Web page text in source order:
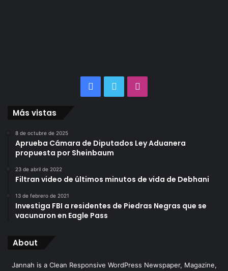
Facebook
Twitter
Más vistas
8 de octubre de 2025
Aprueba Cámara de Diputados Ley Aduanera
propuesta por Sheinbaum
23 de abril de 2022
Filtran video de últimos minutos de vida de Debhani
13 de febrero de 2021
Investiga FBI a residentes de Piedras Negras que se
vacunaron en Eagle Pass
About
Jannah is a Clean Responsive WordPress Newspaper, Magazine,